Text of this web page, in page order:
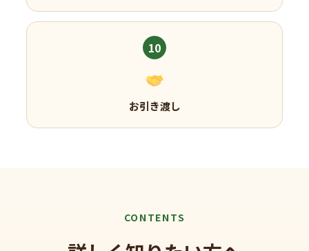
10
お引き渡し
CONTENTS